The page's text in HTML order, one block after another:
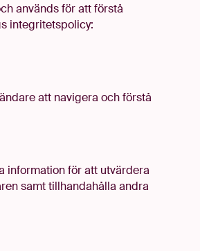
används för att förstå
integritetspolicy:
att navigera och förstå
information för att utvärdera
samt tillhandahålla andra